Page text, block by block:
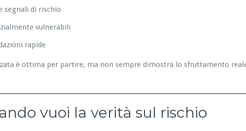
segnali di rischio
vulnerabili
rapide
è ottima per partire, ma non sempre dimostra lo sfruttamento
vuoi la verità sul rischio